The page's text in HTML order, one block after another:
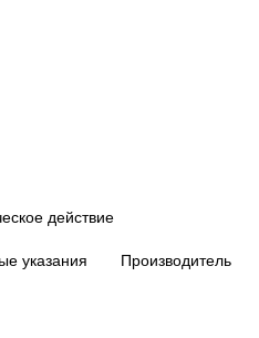
действие
указания Производитель